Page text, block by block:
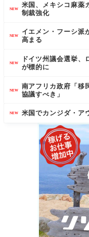
NEW
米国、メキシコ麻薬
制裁強化
NEW
イエメン・フーシ派
高まる
NEW
ドイツ州議会選挙
が標的に
NEW
南アフリカ政府「移
協議すべき」
NEW 米国でカンジダ・ア